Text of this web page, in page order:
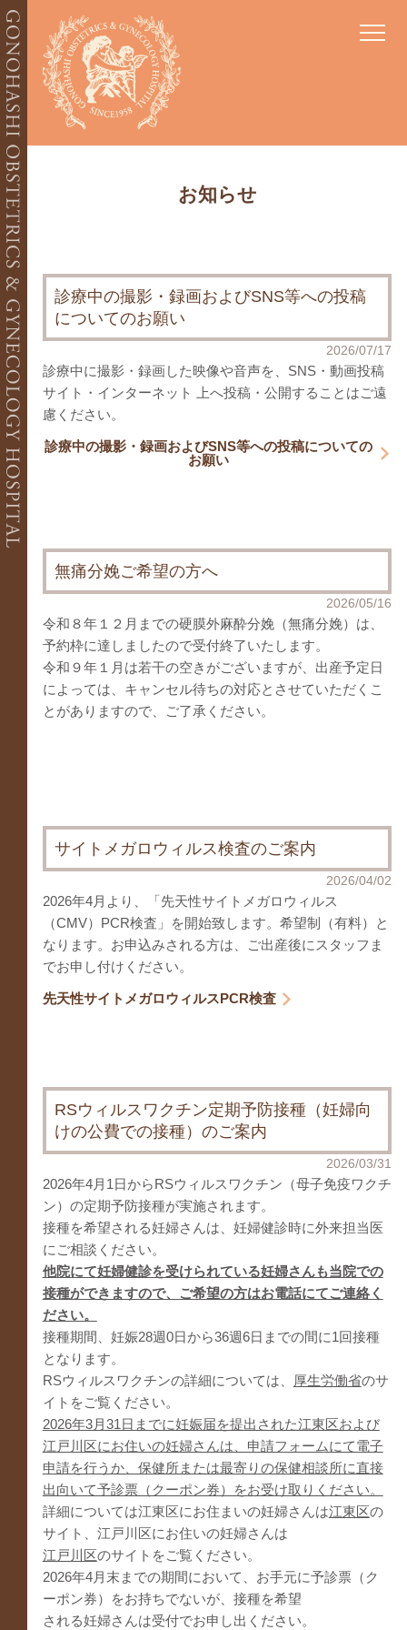
お知らせ
診療中の撮影・録画およびSNS等への投稿
についてのお願い
2026/07/17
診療中に撮影・録画した映像や音声を、SNS・動画投稿
サイト・インターネット 上へ投稿・公開することはご遠
慮ください。
診療中の撮影・録画およびSNS等への投稿についての
お願い
無痛分娩ご希望の方へ
2026/05/16
令和８年１２月までの硬膜外麻酔分娩（無痛分娩）は、
予約枠に達しましたので受付終了いたします。
令和９年１月は若干の空きがございますが、出産予定日
によっては、キャンセル待ちの対応とさせていただくこ
とがありますので、ご了承ください。
サイトメガロウィルス検査のご案内
2026/04/02
2026年4月より、「先天性サイトメガロウィルス
（CMV）PCR検査」を開始致します。希望制（有料）と
なります。お申込みされる方は、ご出産後にスタッフま
でお申し付けください。
先天性サイトメガロウィルスPCR検査
RSウィルスワクチン定期予防接種（妊婦向
けの公費での接種）のご案内
2026/03/31
2026年4月1日からRSウィルスワクチン（母子免疫ワクチ
ン）の定期予防接種が実施されます。
接種を希望される妊婦さんは、妊婦健診時に外来担当医
にご相談ください。
他院にて妊婦健診を受けられている妊婦さんも当院での
接種ができますので、ご希望の方はお電話にてご連絡く
ださい。
接種期間、妊娠28週0日から36週6日までの間に1回接種
となります。
RSウィルスワクチンの詳細については、
厚生労働省のサ
イトをご覧ください。
2026年3月31日までに妊娠届を提出された江東区および
江戸川区にお住いの妊婦さんは、申請フォームにて電子
申請を行うか、保健所または最寄りの保健相談所に直接
出向いて予診票（クーポン券）をお受け取りください。
詳細については江東区にお住まいの妊婦さんは江東区の
サイト、江戸川区にお住いの妊婦さんは
江戸川区のサイトをご覧ください。
2026年4月末までの期間において、お手元に予診票（ク
ーポン券）をお持ちでないが、接種を希望
される妊婦さんは受付でお申し出ください。
当院の特徴 医師紹介
産科
妊婦健診 出生前検査
分娩
硬膜外麻酔分娩(無痛分娩)
婦人科一般診療
子宮がん検診